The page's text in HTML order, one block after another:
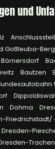
und
Gottleuba-
Bautzen
Dohma
Friedrichstadt/
Dresden-